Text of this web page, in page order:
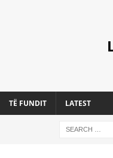
TË FUNDIT LATEST